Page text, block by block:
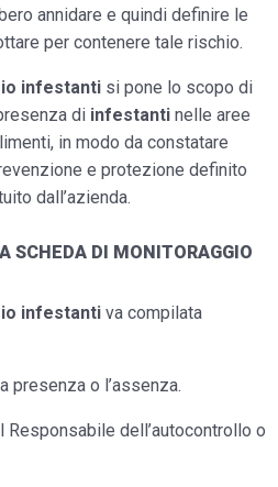
annidare e quindi definire le
per contenere tale rischio.
infestanti si pone lo scopo di
di infestanti nelle aree
in modo da constatare
e protezione definito
dall’azienda.
SCHEDA DI MONITORAGGIO
infestanti va compilata
presenza o l’assenza.
Responsabile dell’autocontrollo o